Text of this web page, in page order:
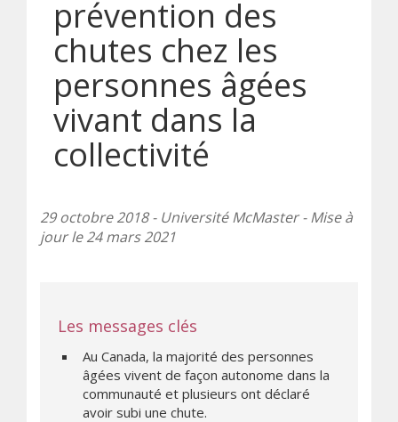
prévention des
chutes chez les
personnes âgées
vivant dans la
collectivité
29 octobre 2018 - Université McMaster - Mise à
jour le 24 mars 2021
Les messages clés
Au Canada, la majorité des personnes
âgées vivent de façon autonome dans la
communauté et plusieurs ont déclaré
avoir subi une chute.